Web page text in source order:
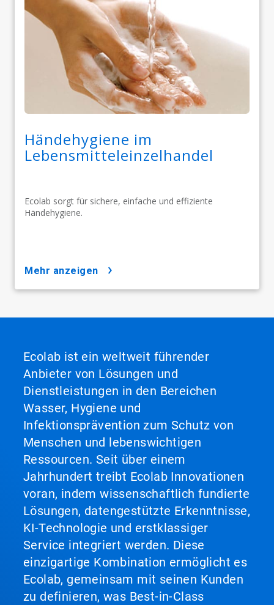
Händehygiene im
Lebensmitteleinzelhandel
Ecolab sorgt für sichere, einfache und effiziente
Händehygiene.
mehr anzeigen
Ecolab ist ein weltweit führender
Anbieter von Lösungen und
Dienstleistungen in den Bereichen
Wasser, Hygiene und
Infektionsprävention zum Schutz von
Menschen und lebenswichtigen
Ressourcen. Seit über einem
Jahrhundert treibt Ecolab Innovationen
voran, indem wissenschaftlich fundierte
Lösungen, datengestützte Erkenntnisse,
KI-Technologie und erstklassiger
Service integriert werden. Diese
einzigartige Kombination ermöglicht es
Ecolab, gemeinsam mit seinen Kunden
zu definieren, was Best-in-Class